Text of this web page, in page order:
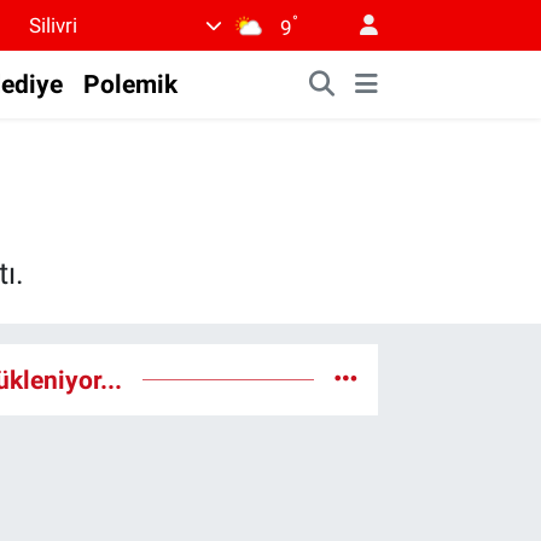
Silivri 9°
Polemik